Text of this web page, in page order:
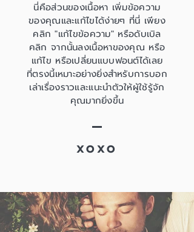
นี่คือส่วนของเนื้อหา เพิ่มข้อความ
ของคุณและแก้ไขได้ง่ายๆ ที่นี่ เพียง
คลิก "แก้ไขข้อความ" หรือดับเบิล
คลิก จากนั้นลงเนื้อหาของคุณ หรือ
แก้ไข หรือเปลี่ยนแบบฟอนต์ได้เลย
ที่ตรงนี้เหมาะอย่างยิ่งสำหรับการบอก
เล่าเรื่องราวและแนะนำตัวให้ผู้ใช้รู้จัก
คุณมากยิ่งขึ้น
XOXO